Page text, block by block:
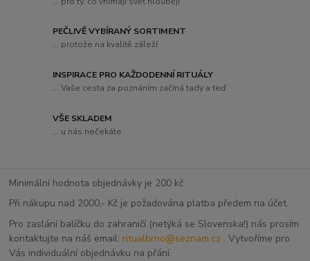
PEČLIVĚ VYBÍRANÝ SORTIMENT
... protože na kvalitě záleží
INSPIRACE PRO KAŽDODENNÍ RITUÁLY
... Vaše cesta za poznáním začíná tady a teď
VŠE SKLADEM
... u nás nečekáte
Minimální hodnota objednávky je 200 kč.
Při nákupu nad 2000,- Kč je požadována platba předem na účet.
Pro zaslání balíčku do zahraničí (netýká se Slovenska!) nás prosím
kontaktujte na náš email: ritualbrno@seznam.cz . Vytvoříme pro
Vás individuální objednávku na přání.